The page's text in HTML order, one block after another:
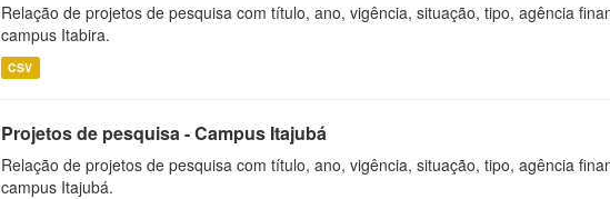
Relação de projetos de pesquisa com título, ano, vigência, situação, tipo, agência
campus Itabira.
CSV
Projetos de pesquisa - Campus Itajubá
Relação de projetos de pesquisa com título, ano, vigência, situação, tipo, agência
campus Itajubá.